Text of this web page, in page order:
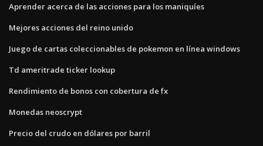
Aprender acerca de las acciones para los maniquíes
Mejores acciones del reino unido
Juego de cartas coleccionables de pokemon en línea windows
Td ameritrade ticker lookup
Rendimiento de bonos con cobertura de fx
Monedas neoscrypt
Precio del crudo en dólares por barril